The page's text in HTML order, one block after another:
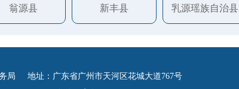
翁源县 新丰县 乳源瑶族自治县
局 地址：广东省广州市天河区花城大道767号